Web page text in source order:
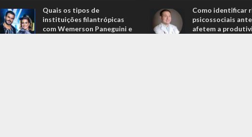
Quais os tipos de
instituições filantrópicas
com Wemerson Paneguini e
Como identificar
psicossociais
afetem a